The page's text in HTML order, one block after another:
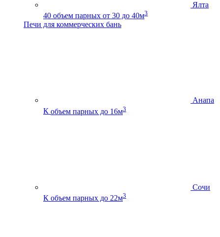
Ялта
40 объем парных от 30 до 40м3
Печи для коммерческих бань
Анапа
К объем парных до 16м3
Сочи
К объем парных до 22м3